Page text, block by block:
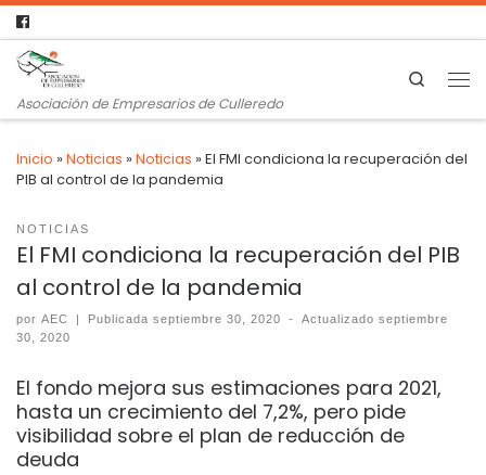
Asociación de Empresarios de Culleredo
Search
Inicio »Noticias »Noticias »El FMI condiciona la recuperación del
PIB al control de la pandemia
NOTICIAS
El FMI condiciona la recuperación del PIB
al control de la pandemia
por AEC | Publicadaseptiembre 30, 2020 - Actualizadoseptiembre
30, 2020
El fondo mejora sus estimaciones para 2021,
hasta un crecimiento del 7,2%, pero pide
visibilidad sobre el plan de reducción de
deuda